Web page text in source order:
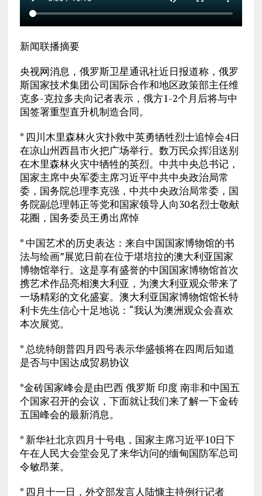
新闻联播摘要
央视网消息，俄罗斯卫星通讯社近日报道称，俄罗
斯国家技术集团公司国际合作和地区政策部主任维
克多-克拉多夫向记者表示，俄方1-2个月后将与中
国签署重型直升机制造合同。
* 四川木里森林火灾扑救中英勇牺牲烈士追悼会4日
在凉山州西昌市火把广场举行。数万民众挥泪送别
在木里森林火灾中牺牲的英烈。中共中央总书记，
国家主席中央军委主席习近平中共中央政治局常
委，国务院总理李克强，中共中央政治局常委，国
务院副总理韩正等党和国家领导人向30名烈士敬献
花圈，国务委员王勇出席悼
* 中国艺术的历史表达：来自中国国家博物馆的书
法与绘画”展览日前在位于堪培拉的澳大利亚国家
博物馆举行。这是享有盛誉的中国国家博物馆首次
携艺术作品亮相澳大利亚，为澳大利亚观众带来了
一场精彩的文化盛宴。澳大利亚国家博物馆馆长特
利卡先生信心十足地说：“我认为澳洲观众会喜欢
本次展览。
* 总统特朗普四月四号表示华盛顿将在四周后知道
是否与中国达成贸易协议
*金砖国家峰会是由巴西 俄罗斯 印度 南非和中国五
个国家召开的会议，下面就让我们来了解一下金砖
五国峰会的最新消息。
* 新华社北京四月十号电，国家主席习近平10日下
午在人民大会堂会见了来华访问的缅甸国防军总司
令敏昂莱。
* 四月十一日，外交部发言人陆慷主持例行记者